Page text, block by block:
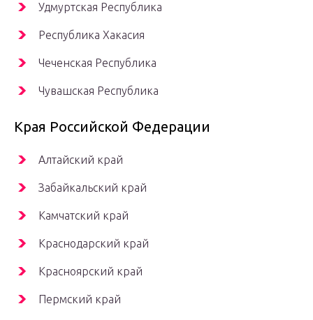
Удмуртская Республика
Республика Хакасия
Чеченская Республика
Чувашская Республика
Края Российской Федерации
Алтайский край
Забайкальский край
Камчатский край
Краснодарский край
Красноярский край
Пермский край